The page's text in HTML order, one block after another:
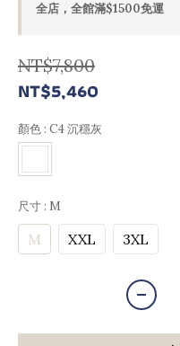
全店，全館滿$1500免運
NT$7,800
NT$5,460
顏色 : C4 沉穩灰
尺寸 : M
M XXL 3XL